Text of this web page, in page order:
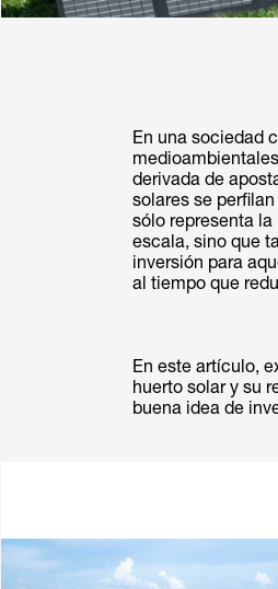
En una sociedad
derivada de
solares se
sólo representa
escala, sino que
inversión para
al tiempo que
En este artículo,
huerto solar y su
buena idea de